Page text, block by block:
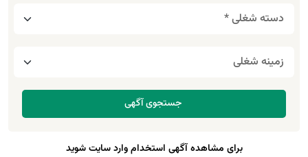
برای مشاهده آگهی استخدام وارد سایت شوید